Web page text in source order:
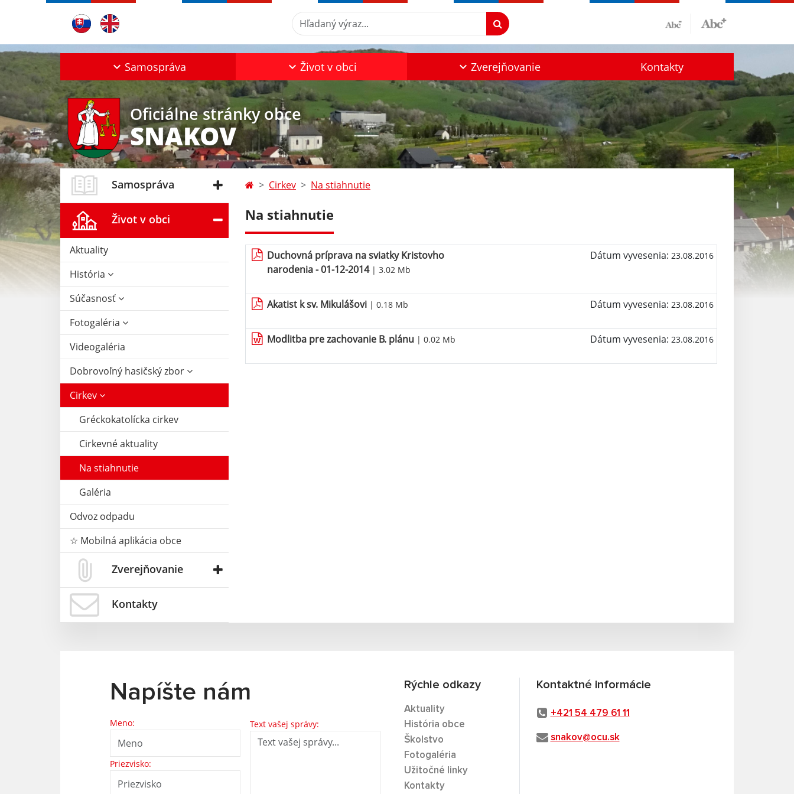
Hľadaný výraz...
Samospráva Život v obci Zverejňovanie Kontakty
Oficiálne stránky obce
SNAKOV
Samospráva
Život v obci
Aktuality
História
Súčasnosť
Fotogaléria
Videogaléria
Dobrovoľný hasičský zbor
Cirkev
Gréckokatolícka cirkev
Cirkevné aktuality
Na stiahnutie
Galéria
Odvoz odpadu
☆ Mobilná aplikácia obce
Zverejňovanie
Kontakty
Cirkev Na stiahnutie
Na stiahnutie
Duchovná príprava na sviatky Kristovho
narodenia - 01-12-2014| 3.02 Mb
Dátum vyvesenia: 23.08.2016
Akatist k sv. Mikulášovi | 0.18 Mb Dátum vyvesenia: 23.08.2016
Modlitba pre zachovanie B. plánu | 0.02 Mb Dátum vyvesenia: 23.08.2016
Napíšte nám
Meno:
Priezvisko:
Text vašej správy:
Rýchle odkazy
Aktuality
História obce
Školstvo
Fotogaléria
Užitočné linky
Kontakty
Kontaktné informácie
+421 54 479 61 11
snakov@ocu.sk